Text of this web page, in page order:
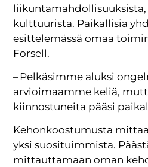
liikuntamahdollisuuksista,
kulttuurista. Paikallisia
esittelemässä omaa
Forsell.
– Pelkäsimme aluksi
arvioimaamme keliä,
kiinnostuneita pääsi
Kehonkoostumusta
yksi suosituimmista.
mittauttamaan oman